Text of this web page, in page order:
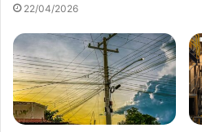
22/04/2026